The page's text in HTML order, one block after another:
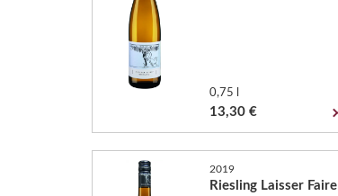
0,75 l
13,30 €
2019
Riesling Laisser Faire